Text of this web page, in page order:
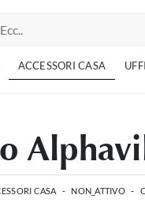
ACCESSORI CASA
CASA - NON_ATTIVO -